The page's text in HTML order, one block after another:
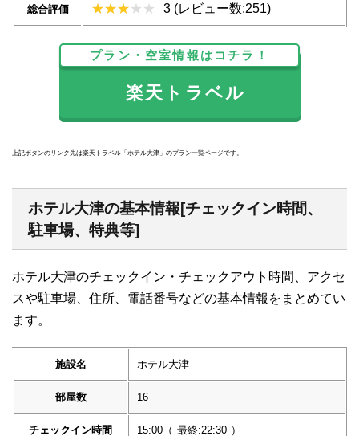
総合評価 3 (レビュー数:251)
プラン・空室情報はコチラ！
楽天トラベル
上記ボタンのリンク先は楽天トラベル「ホテル大津」のプラン一覧ページです。
ホテル大津の基本情報[チェックイン時間、
駐車場、特典等]
ホテル大津のチェックイン・チェックアウト時間、アクセ
スや駐車場、住所、電話番号などの基本情報をまとめてい
ます。
施設名 ホテル大津
部屋数 16
チェックイン時間 15:00 （ 最終:22:30 ）